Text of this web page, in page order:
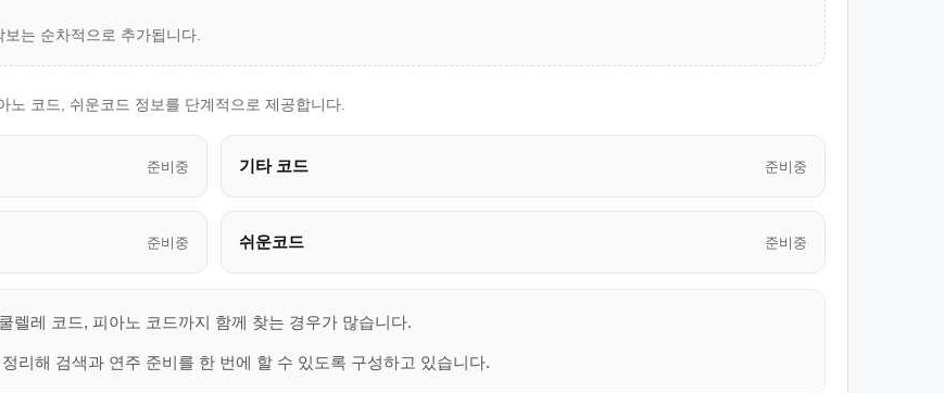
는 순차적으로 추가됩니다.
코드, 쉬운코드 정보를 단계적으로 제공합니다.
준비중 기타 코드 준비중
준비중 쉬운코드 준비중
렐레 코드, 피아노 코드까지 함께 찾는 경우가 많습니다.
리해 검색과 연주 준비를 한 번에 할 수 있도록 구성하고 있습니다.